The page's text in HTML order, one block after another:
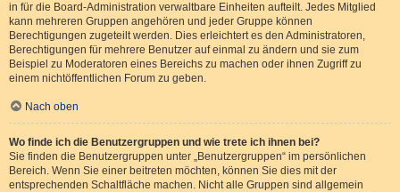
in für die Board-Administration verwaltbare Einheiten aufteilt. Jedes Mitglied
kann mehreren Gruppen angehören und jeder Gruppe können
Berechtigungen zugeteilt werden. Dies erleichtert es den Administratoren,
Berechtigungen für mehrere Benutzer auf einmal zu ändern und sie zum
Beispiel zu Moderatoren eines Bereichs zu machen oder ihnen Zugriff zu
einem nichtöffentlichen Forum zu geben.
Nach oben
Wo finde ich die Benutzergruppen und wie trete ich ihnen bei?
Sie finden die Benutzergruppen unter „Benutzergruppen“ im persönlichen
Bereich. Wenn Sie einer beitreten möchten, können Sie dies mit der
entsprechenden Schaltfläche machen. Nicht alle Gruppen sind allgemein